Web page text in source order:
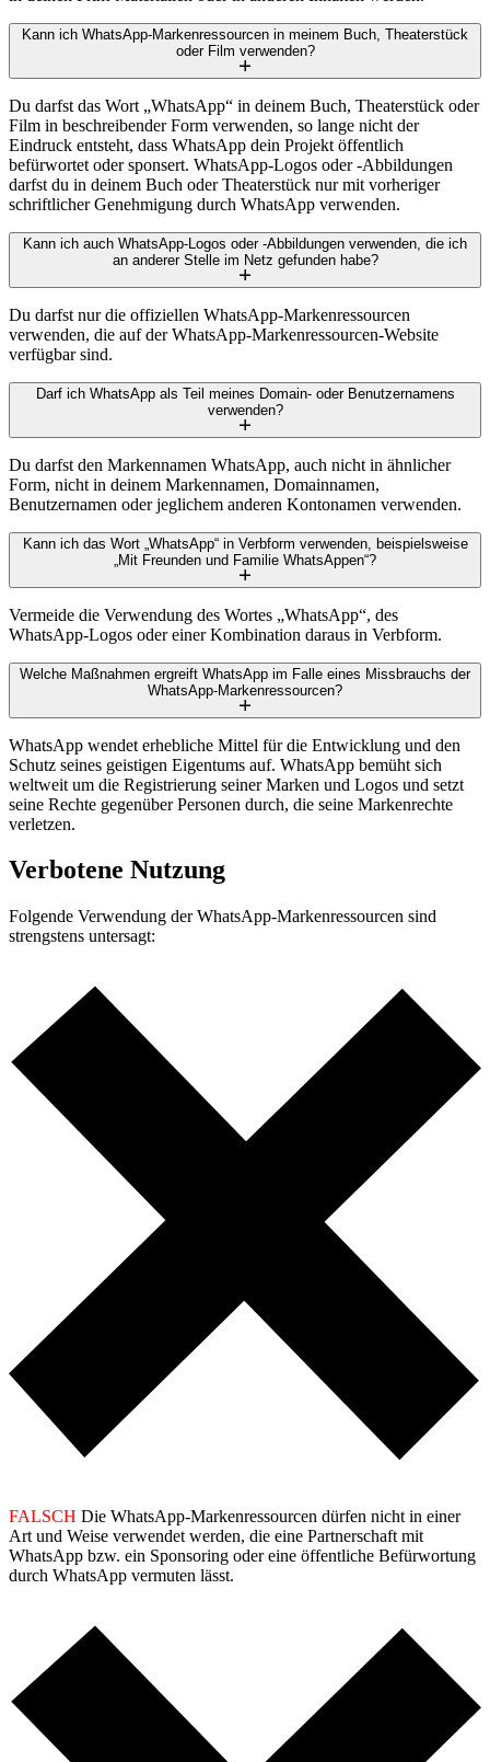
Kann ich WhatsApp-Markenressourcen in meinem Buch, Theaterstück
oder Film verwenden?
Du darfst das Wort „WhatsApp“ in deinem Buch, Theaterstück oder
Film in beschreibender Form verwenden, so lange nicht der
Eindruck entsteht, dass WhatsApp dein Projekt öffentlich
befürwortet oder sponsert. WhatsApp-Logos oder -Abbildungen
darfst du in deinem Buch oder Theaterstück nur mit vorheriger
schriftlicher Genehmigung durch WhatsApp verwenden.
Kann ich auch WhatsApp-Logos oder -Abbildungen verwenden, die ich
an anderer Stelle im Netz gefunden habe?
Du darfst nur die offiziellen WhatsApp-Markenressourcen
verwenden, die auf der WhatsApp-Markenressourcen-Website
verfügbar sind.
Darf ich WhatsApp als Teil meines Domain- oder Benutzernamens
verwenden?
Du darfst den Markennamen WhatsApp, auch nicht in ähnlicher
Form, nicht in deinem Markennamen, Domainnamen,
Benutzernamen oder jeglichem anderen Kontonamen verwenden.
Kann ich das Wort „WhatsApp“ in Verbform verwenden, beispielsweise
„Mit Freunden und Familie WhatsAppen“?
Vermeide die Verwendung des Wortes „WhatsApp“, des
WhatsApp-Logos oder einer Kombination daraus in Verbform.
Welche Maßnahmen ergreift WhatsApp im Falle eines Missbrauchs der
WhatsApp-Markenressourcen?
WhatsApp wendet erhebliche Mittel für die Entwicklung und den
Schutz seines geistigen Eigentums auf. WhatsApp bemüht sich
weltweit um die Registrierung seiner Marken und Logos und setzt
seine Rechte gegenüber Personen durch, die seine Markenrechte
verletzen.
Verbotene Nutzung
Folgende Verwendung der WhatsApp-Markenressourcen sind
strengstens untersagt:
FALSCH Die WhatsApp-Markenressourcen dürfen nicht in einer
Art und Weise verwendet werden, die eine Partnerschaft mit
WhatsApp bzw. ein Sponsoring oder eine öffentliche Befürwortung
durch WhatsApp vermuten lässt.